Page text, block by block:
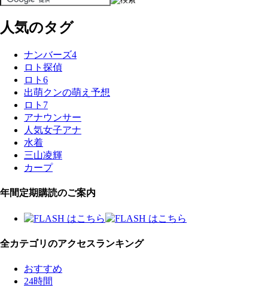
人気のタグ
ナンバーズ4
ロト探偵
ロト6
出萌クンの萌え予想
ロト7
アナウンサー
人気女子アナ
水着
三山凌輝
カープ
年間定期購読のご案内
全カテゴリのアクセスランキング
おすすめ
24時間